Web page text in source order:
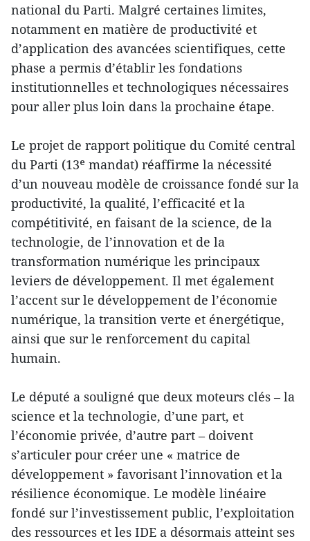
national du Parti. Malgré certaines limites,
notamment en matière de productivité et
d’application des avancées scientifiques, cette
phase a permis d’établir les fondations
institutionnelles et technologiques nécessaires
pour aller plus loin dans la prochaine étape.
Le projet de rapport politique du Comité central
du Parti (13ᵉ mandat) réaffirme la nécessité
d’un nouveau modèle de croissance fondé sur la
productivité, la qualité, l’efficacité et la
compétitivité, en faisant de la science, de la
technologie, de l’innovation et de la
transformation numérique les principaux
leviers de développement. Il met également
l’accent sur le développement de l’économie
numérique, la transition verte et énergétique,
ainsi que sur le renforcement du capital
humain.
Le député a souligné que deux moteurs clés – la
science et la technologie, d’une part, et
l’économie privée, d’autre part – doivent
s’articuler pour créer une « matrice de
développement » favorisant l’innovation et la
résilience économique. Le modèle linéaire
fondé sur l’investissement public, l’exploitation
des ressources et les IDE a désormais atteint ses